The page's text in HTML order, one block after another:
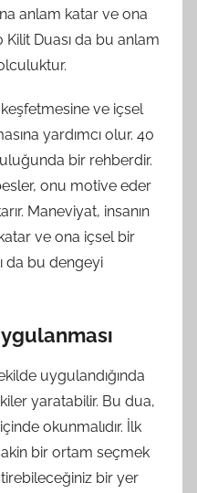
anlam katar ve ona
Duası da bu anlam
ve içsel
yardımcı olur. 40
bir rehberdir.
onu motive eder
Maneviyat, insanın
ve ona içsel bir
da bu dengeyi
uygulandığında
yaratabilir. Bu dua,
okunmalıdır. İlk
bir ortam seçmek
bir yer